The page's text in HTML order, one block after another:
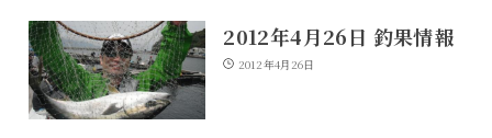
2012年4月26日 釣果情報
2012年4月26日